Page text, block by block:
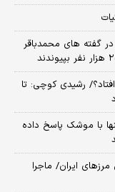
کیفری در گفته های محمدباقر
رشیدی کوچی: تا
با موشک پاسخ داده
ایران/ ماجرا